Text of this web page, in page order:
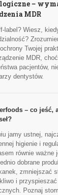
–
MDR
label? Wiesz,
Twojej
MDR,
pacjentów,
dentystów.
– co jeść,
jamy ustnej,
higienie i
równie ważne
dobrane
zmniejszać
i
Poznaj